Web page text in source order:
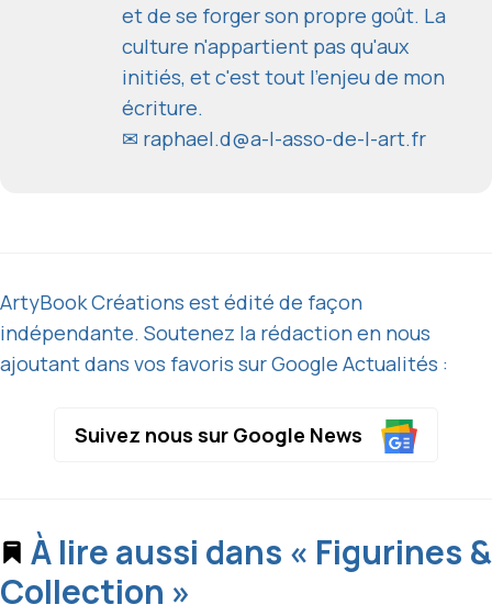
et de se forger son propre goût. La
culture n'appartient pas qu'aux
initiés, et c'est tout l'enjeu de mon
écriture.
✉ raphael.d@a-l-asso-de-l-art.fr
ArtyBook Créations est édité de façon
indépendante. Soutenez la rédaction en nous
ajoutant dans vos favoris sur Google Actualités :
Suivez nous sur Google News
À lire aussi dans « Figurines &
Collection »